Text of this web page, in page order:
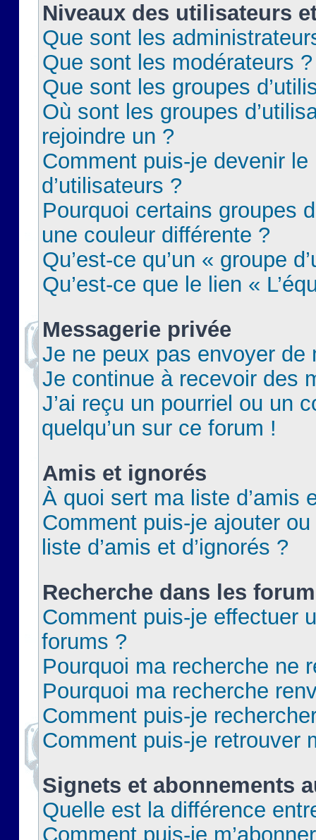
Niveaux des utilisateurs
Que sont les
Que sont les modérateurs ?
Que sont les groupes
Où sont les groupes
rejoindre un ?
Comment puis-je devenir le
d’utilisateurs ?
Pourquoi certains groupes
une couleur différente ?
Qu’est-ce qu’un « groupe
Qu’est-ce que le lien «
Messagerie privée
Je ne peux pas envoyer de
Je continue à recevoir des
J’ai reçu un pourriel ou un
quelqu’un sur ce forum !
Amis et ignorés
À quoi sert ma liste d’amis
Comment puis-je ajouter
liste d’amis et d’ignorés ?
Recherche dans les
Comment puis-je effectuer
forums ?
Pourquoi ma recherche ne
Pourquoi ma recherche
Comment puis-je
Comment puis-je retrouver
Signets et abonnements
Quelle est la différence
Comment puis-je